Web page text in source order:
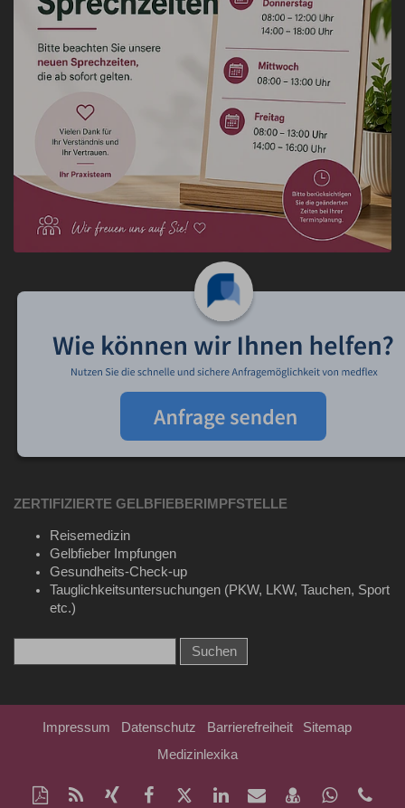
ZERTIFIZIERTE GELBFIEBERIMPFSTELLE
Reisemedizin
Gelbfieber Impfungen
Gesundheits-Check-up
Tauglichkeitsuntersuchungen (PKW, LKW, Tauchen, Sport
etc.)
Impressum Datenschutz Barrierefreiheit
Sitemap
Medizinlexika
Diese
Seite
RSS-
Feed
Auf
Xing
Auf
Facebook
Auf
Twitter
LinkedIn
Per
Mail
vCard
speichern
Auf
Whatsapp